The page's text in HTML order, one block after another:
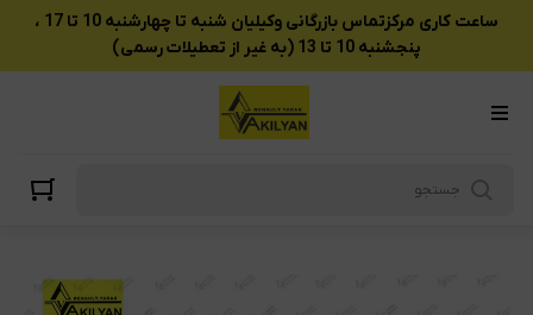
ساعت کاری مرکزتماس بازرگانی وکیلیان شنبه تا چهارشنبه 10 تا 17 ،
پنجشنبه 10 تا 13 (به غیر از تعطیلات رسمی)